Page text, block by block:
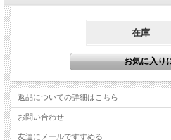
在庫
返品についての詳細はこちら
お問い合わせ
友達にメールですすめる